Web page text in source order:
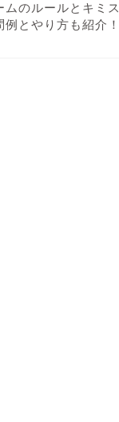
ムのルールとキミス
とやり方も紹介！